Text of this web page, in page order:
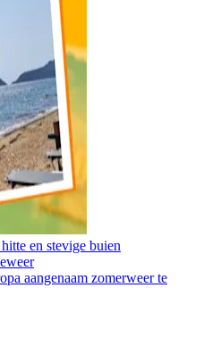
en stevige buien
aangenaam zomerweer te